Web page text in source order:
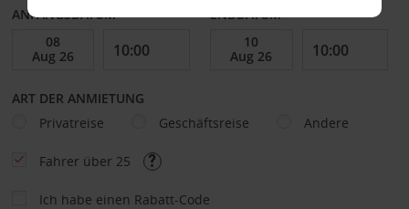
ANFANGSDATUM ENDDATUM
ART DER ANMIETUNG
Privatreise
Geschäftsreise Andere
Fahrer über 25
Ich habe einen Rabatt-Code